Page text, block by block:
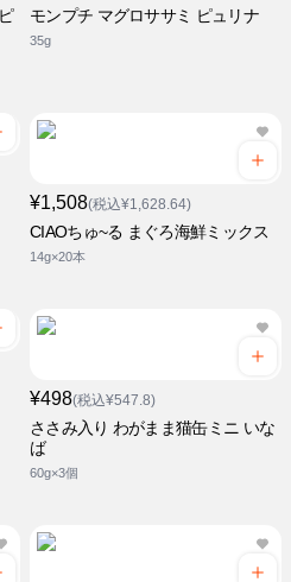
モンプチ マグロササミ ピュリナ
35g
¥1,508(税込¥1,628.64)
CIAOちゅ~る まぐろ海鮮ミックス
14g×20本
¥498(税込¥547.8)
ささみ入り わがまま猫缶ミニ いな
ば
60g×3個